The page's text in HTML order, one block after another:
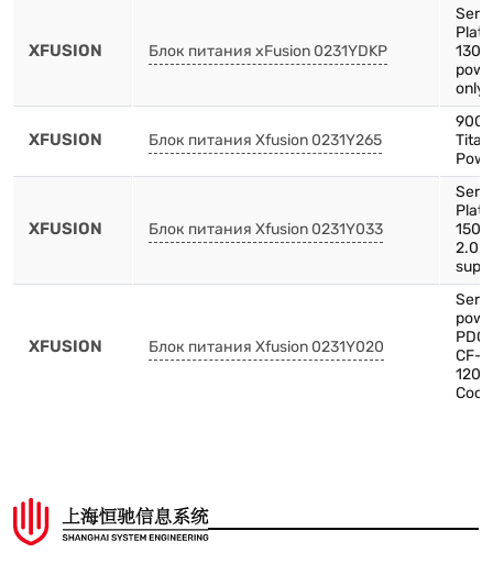
XFUSION Блок питания xFusion 0231YDKP
only
XFUSION Блок питания Xfusion 0231Y265
XFUSION Блок питания Xfusion 0231Y033
2.0
XFUSION Блок питания Xfusion 0231Y020 CF-